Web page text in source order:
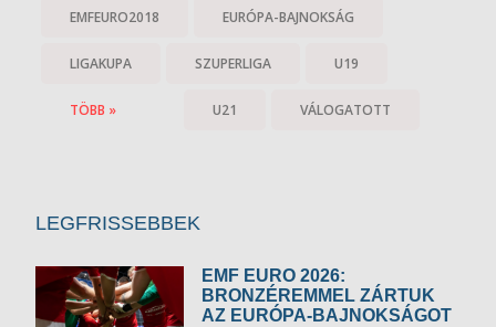
EMFEURO2018 EURÓPA-BAJNOKSÁG
LIGAKUPA SZUPERLIGA U19
U21 VÁLOGATOTT
TÖBB »
LEGFRISSEBBEK
EMF EURO 2026:
BRONZÉREMMEL ZÁRTUK
AZ EURÓPA-BAJNOKSÁGOT